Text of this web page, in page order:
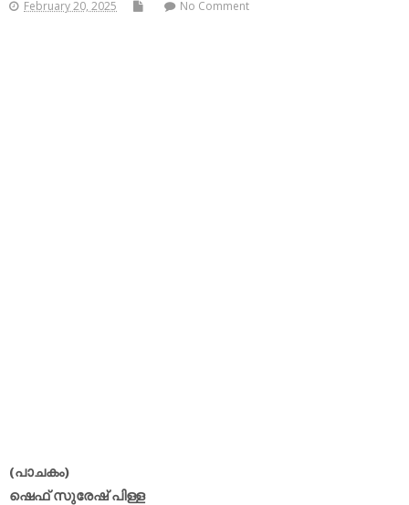
February 20, 2025 No Comment
(പാചകം)
ഷെഫ് സുരേഷ് പിള്ള